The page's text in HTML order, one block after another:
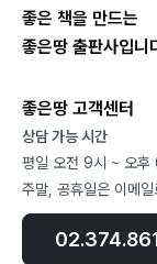
좋은 책을 만드는
좋은땅 출판사입니
좋은땅 고객센터
상담 가능 시간
평일 오전 9시 ~ 오후
주말, 공휴일은 이메